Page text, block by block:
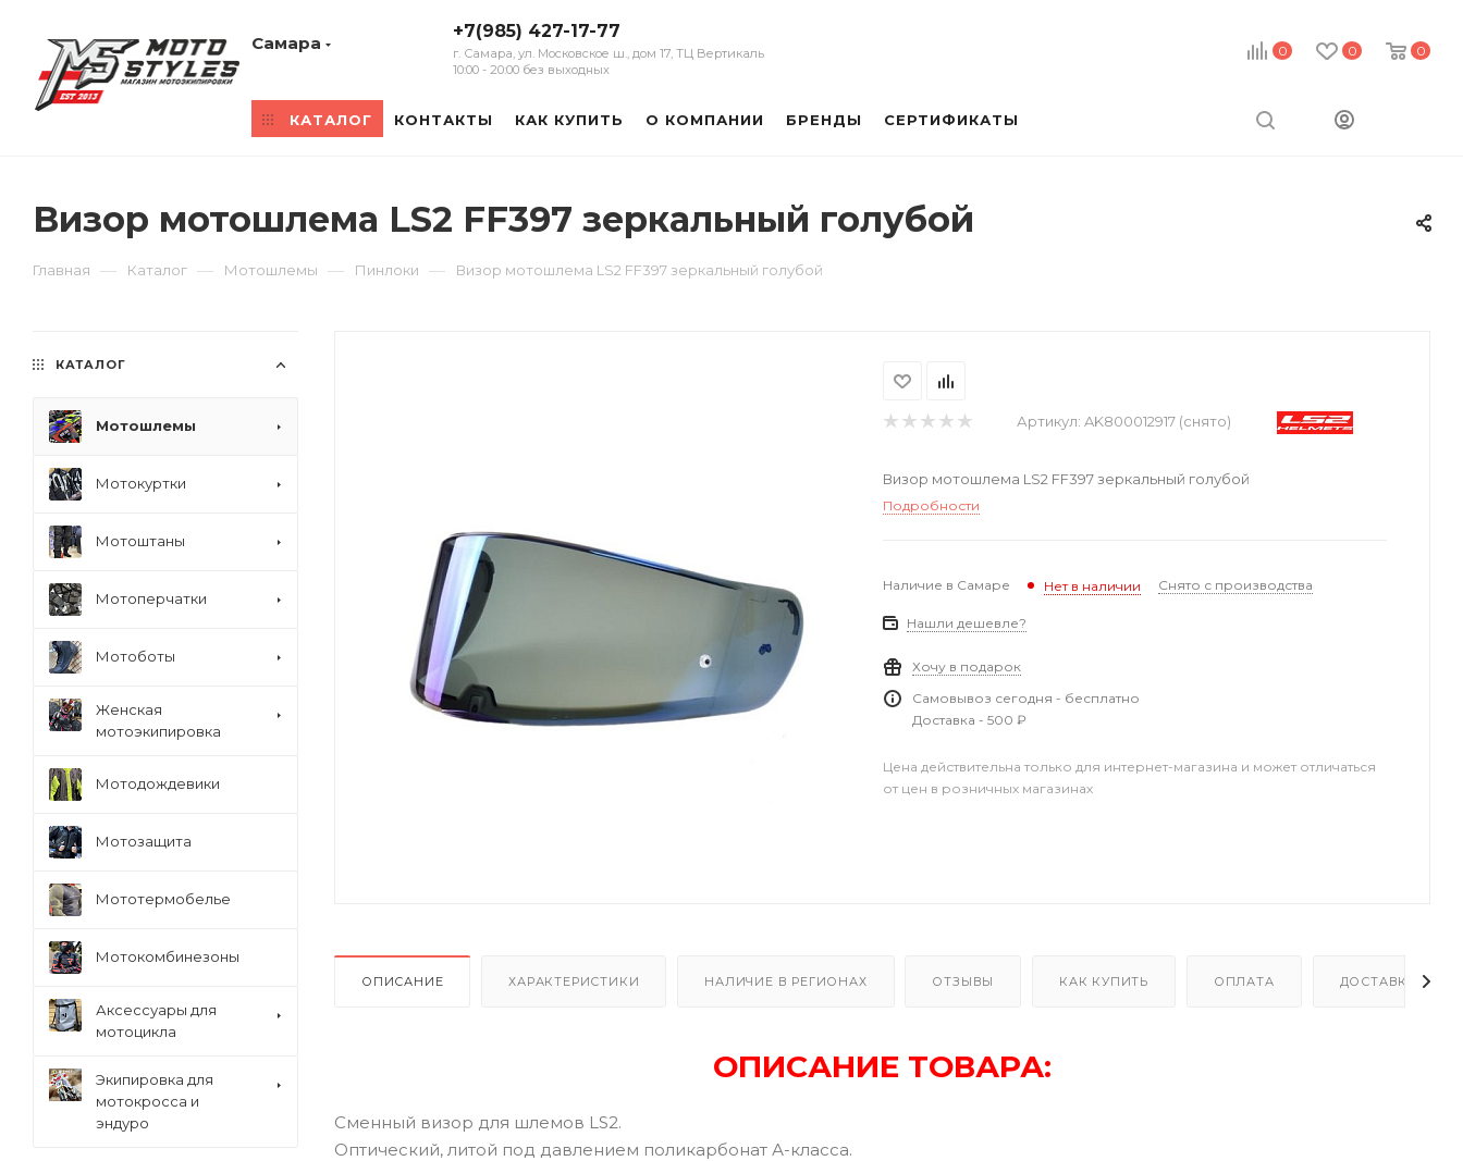
0 0 0
Самара
+7(985) 427-17-77
г. Самара, ул. Московское ш., дом 17, ТЦ Вертикаль
10:00 - 20:00 без выходных
КАТАЛОГ КОНТАКТЫ КАК КУПИТЬ О КОМПАНИИ БРЕНДЫ СЕРТИФИКАТЫ
Визор мотошлема LS2 FF397 зеркальный голубой
Главная — Каталог — Мотошлемы — Пинлоки — Визор мотошлема LS2 FF397 зеркальный голубой
Артикул: AK800012917 (снято)
Визор мотошлема LS2 FF397 зеркальный голубой
Подробности
Наличие в Самаре Нет в наличии Снято с производства
Нашли дешевле?
Хочу в подарок
Самовывоз сегодня - бесплатно
Доставка - 500 ₽
Цена действительна только для интернет-магазина и может отличаться
от цен в розничных магазинах
ОПИСАНИЕ ХАРАКТЕРИСТИКИ НАЛИЧИЕ В РЕГИОНАХ ОТЗЫВЫ КАК КУПИТЬ ОПЛАТА ДОСТАВКА
ОПИСАНИЕ ТОВАРА:
Сменный визор для шлемов LS2.
Оптический, литой под давлением поликарбонат А-класса.
КАТАЛОГ
Мотошлемы
Мотокуртки
Мотоштаны
Мотоперчатки
Мотоботы
Женская
мотоэкипировка
Мотодождевики
Мотозащита
Мототермобелье
Мотокомбинезоны
Аксессуары для
мотоцикла
Экипировка для
мотокросса и
эндуро